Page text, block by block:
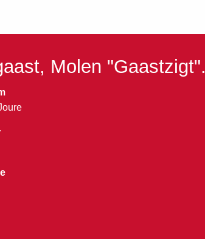
Molen "Gaastzigt".